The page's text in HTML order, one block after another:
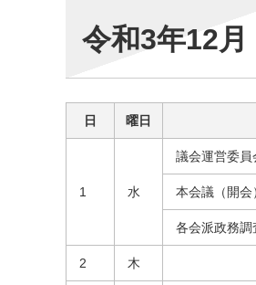
令和3年12月
日 曜日
1 水
議会運営委員
本会議（開
各会派政務調
2 木